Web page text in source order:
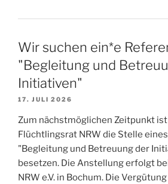
Wir suchen ein*e
"Begleitung und
Initiativen"
17. JULI 2026
Zum nächstmöglichen Zeitpunkt
Flüchtlingsrat NRW die Stelle
"Begleitung und Betreuung der
besetzen. Die Anstellung erfolgt
NRW e.V. in Bochum. Die